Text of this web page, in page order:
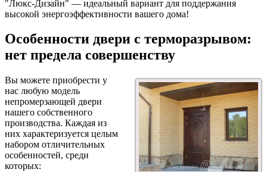
"Люкс-Дизайн" — идеальный вариант для поддержания
высокой энергоэффективности вашего дома!
Особенности двери с терморазрывом:
нет предела совершенству
Вы можете приобрести у
нас любую модель
непромерзающей двери
нашего собственного
производства. Каждая из
них характеризуется целым
набором отличительных
особенностей, среди
которых: